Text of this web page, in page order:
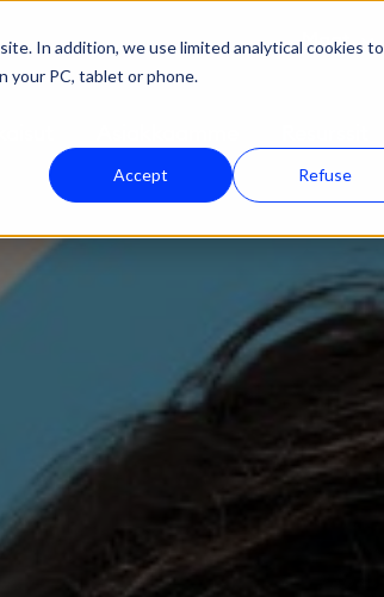
In addition, we use limited analytical cookies to
your PC, tablet or phone.
Accept Refuse
Maat